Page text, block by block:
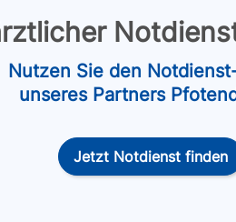
Nutzen Sie den
unseres Partners
Jetzt Notdienst finden